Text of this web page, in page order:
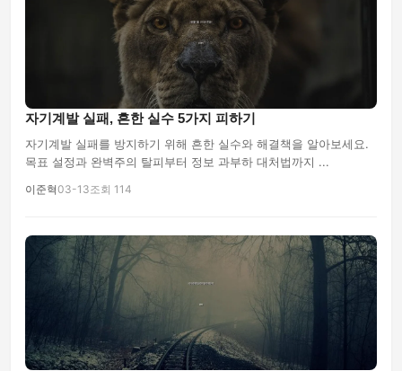
자기계발 실패, 흔한 실수 5가지 피하기
자기계발 실패를 방지하기 위해 흔한 실수와 해결책을 알아보세요.
목표 설정과 완벽주의 탈피부터 정보 과부하 대처법까지 ...
이준혁03-13조회 114